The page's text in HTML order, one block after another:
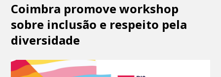
Coimbra promove workshop
sobre inclusão e respeito pela
diversidade